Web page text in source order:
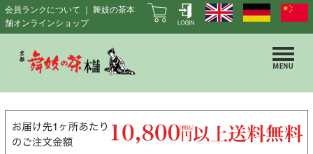
会員ランクについて ｜ 舞妓の茶本
舗オンラインショップ